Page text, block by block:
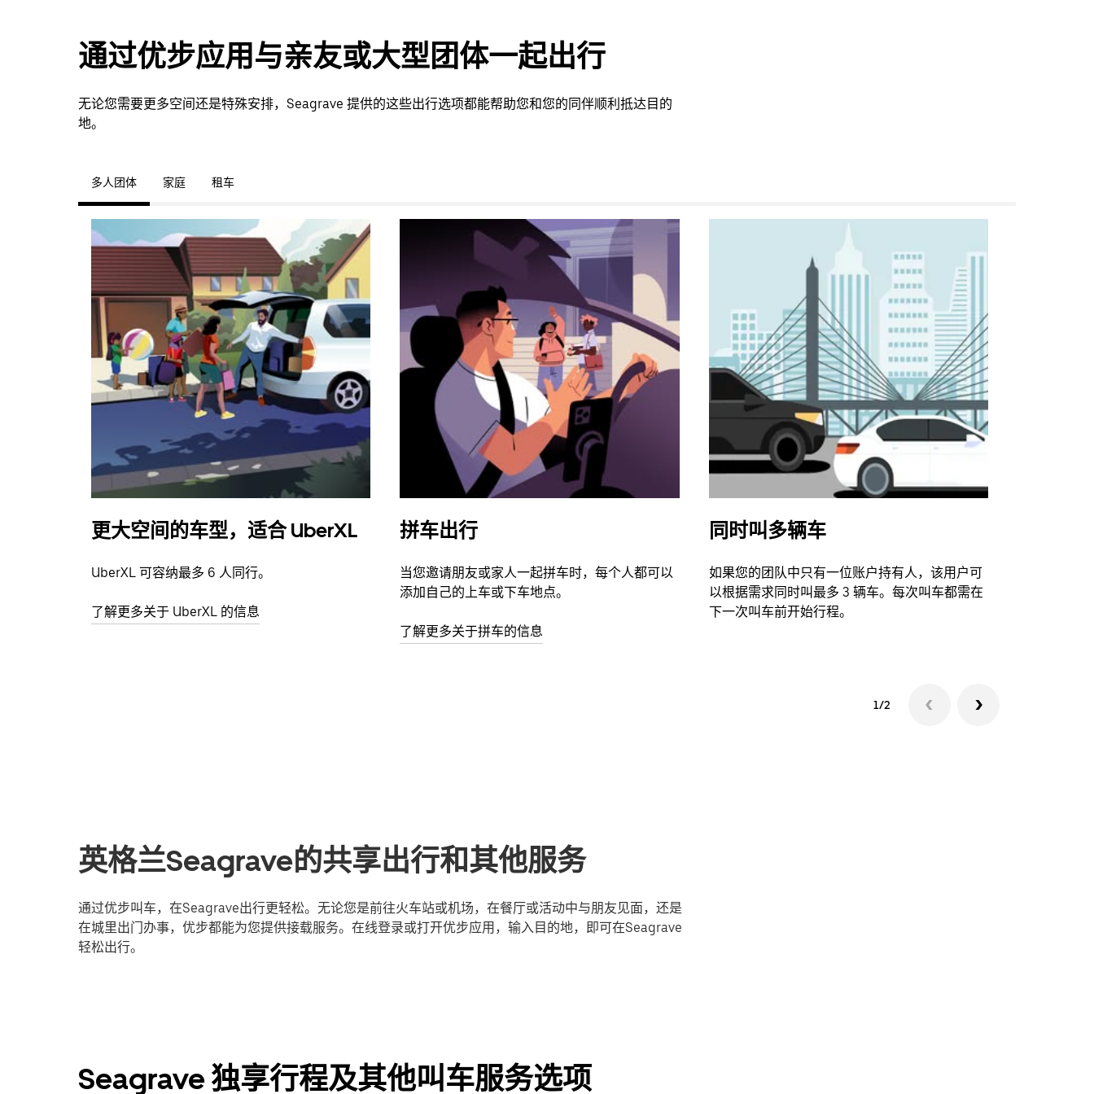
通过优步应用与亲友或大型团体一起出行
无论您需要更多空间还是特殊安排，Seagrave 提供的这些出行选项都能帮助您和您的同伴顺利抵达目的
地。
多人团体 家庭 租车
更大空间的车型，适合 UberXL
UberXL 可容纳最多 6 人同行。
了解更多关于 UberXL 的信息
拼车出行
当您邀请朋友或家人一起拼车时，每个人都可以
添加自己的上车或下车地点。
了解更多关于拼车的信息
同时叫多辆车
如果您的团队中只有一位账户持有人，该用户可
以根据需求同时叫最多 3 辆车。每次叫车都需在
下一次叫车前开始行程。
1/2
英格兰Seagrave的共享出行和其他服务
通过优步叫车，在Seagrave出行更轻松。无论您是前往火车站或机场，在餐厅或活动中与朋友见面，还是
在城里出门办事，优步都能为您提供接载服务。在线登录或打开优步应用，输入目的地，即可在Seagrave
轻松出行。
Seagrave 独享行程及其他叫车服务选项